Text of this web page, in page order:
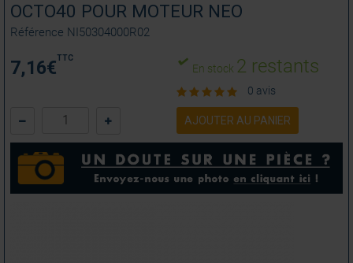
OCTO40 POUR MOTEUR NEO
Référence NI50304000R02
7,16€TTC
En stock 2 restants
0 avis
AJOUTER AU PANIER